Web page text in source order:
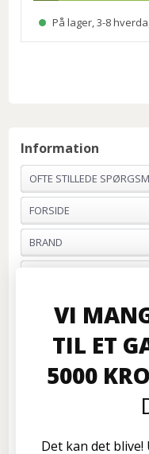
På lager, 3-8
Information
OFTE STILLEDE
FORSIDE
BRAND
BETALING
FORTRYD ORDRE
OM OS
Formervangen 17
VI
TIL ET
5000
Det kan det